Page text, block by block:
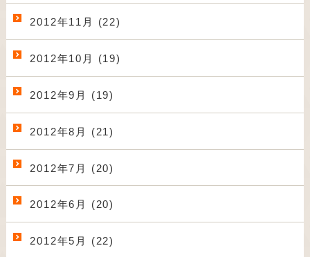
2012年11月 (22)
2012年10月 (19)
2012年9月 (19)
2012年8月 (21)
2012年7月 (20)
2012年6月 (20)
2012年5月 (22)